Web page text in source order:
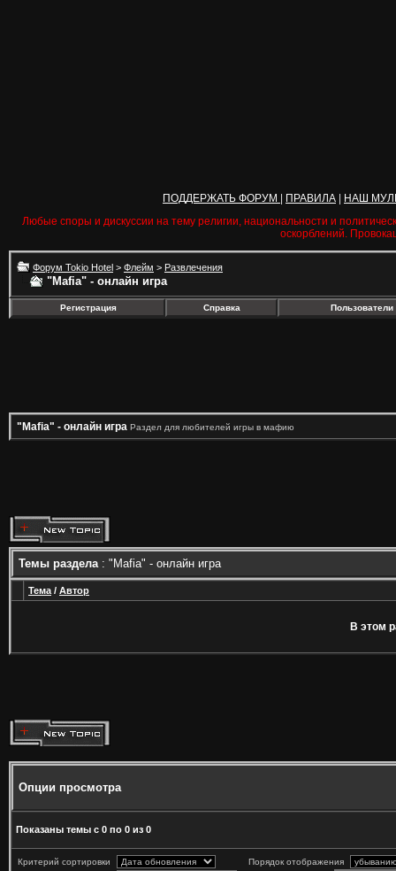
ПОДДЕРЖАТЬ ФОРУМ ПРАВИЛА
НАШ
Любые споры и дискуссии на тему религии, национальности и
оскорблений.
Форум Tokio Hotel > Флейм > Развлечения
"Mafia" - онлайн игра
Регистрация Справка Пользователи
"Mafia" - онлайн игра Раздел для любителей игры в мафию
Темы раздела: "Mafia" - онлайн игра
Тема / Автор
В этом
Опции просмотра
Показаны темы с 0 по 0 из 0
Критерий сортировки
Порядок отображения